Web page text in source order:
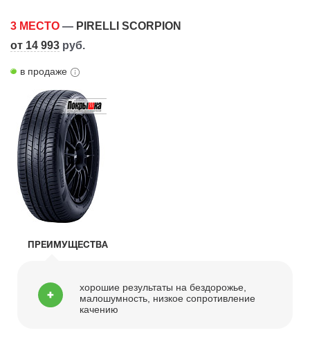
3 МЕСТО — PIRELLI SCORPION
от 14 993 руб.
в продаже
ПРЕИМУЩЕСТВА
хорошие результаты на бездорожье,
малошумность, низкое сопротивление
качению